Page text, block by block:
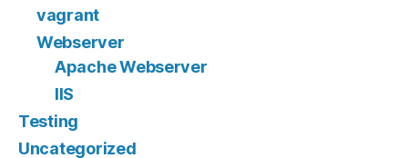
vagrant
Webserver
Apache Webserver
IIS
Testing
Uncategorized